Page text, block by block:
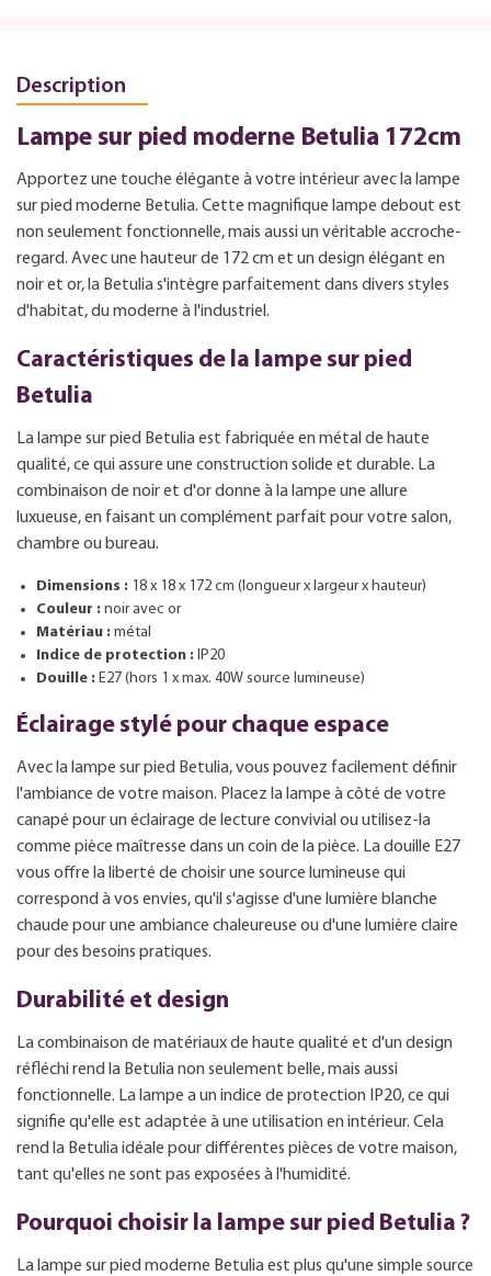
Description
Lampe sur pied moderne Betulia 172cm
Apportez une touche élégante à votre intérieur avec la lampe
sur pied moderne Betulia. Cette magnifique lampe debout est
non seulement fonctionnelle, mais aussi un véritable accroche-
regard. Avec une hauteur de 172 cm et un design élégant en
noir et or, la Betulia s'intègre parfaitement dans divers styles
d'habitat, du moderne à l'industriel.
Caractéristiques de la lampe sur pied
Betulia
La lampe sur pied Betulia est fabriquée en métal de haute
qualité, ce qui assure une construction solide et durable. La
combinaison de noir et d'or donne à la lampe une allure
luxueuse, en faisant un complément parfait pour votre salon,
chambre ou bureau.
Dimensions : 18 x 18 x 172 cm (longueur x largeur x hauteur)
Couleur : noir avec or
Matériau : métal
Indice de protection : IP20
Douille : E27 (hors 1 x max. 40W source lumineuse)
Éclairage stylé pour chaque espace
Avec la lampe sur pied Betulia, vous pouvez facilement définir
l'ambiance de votre maison. Placez la lampe à côté de votre
canapé pour un éclairage de lecture convivial ou utilisez-la
comme pièce maîtresse dans un coin de la pièce. La douille E27
vous offre la liberté de choisir une source lumineuse qui
correspond à vos envies, qu'il s'agisse d'une lumière blanche
chaude pour une ambiance chaleureuse ou d'une lumière claire
pour des besoins pratiques.
Durabilité et design
La combinaison de matériaux de haute qualité et d'un design
réfléchi rend la Betulia non seulement belle, mais aussi
fonctionnelle. La lampe a un indice de protection IP20, ce qui
signifie qu'elle est adaptée à une utilisation en intérieur. Cela
rend la Betulia idéale pour différentes pièces de votre maison,
tant qu'elles ne sont pas exposées à l'humidité.
Pourquoi choisir la lampe sur pied Betulia ?
La lampe sur pied moderne Betulia est plus qu'une simple source